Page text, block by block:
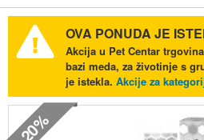
OVA PONUDA JE
Akcija u Pet Centar
bazi meda, za životinje s
je istekla. Akcije za
-20%